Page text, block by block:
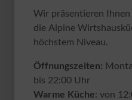
Wir präsentieren Ihnen
die Alpine
höchstem Niveau.
Öffnungszeiten:
bis 22:00 Uhr
Warme Küche: von